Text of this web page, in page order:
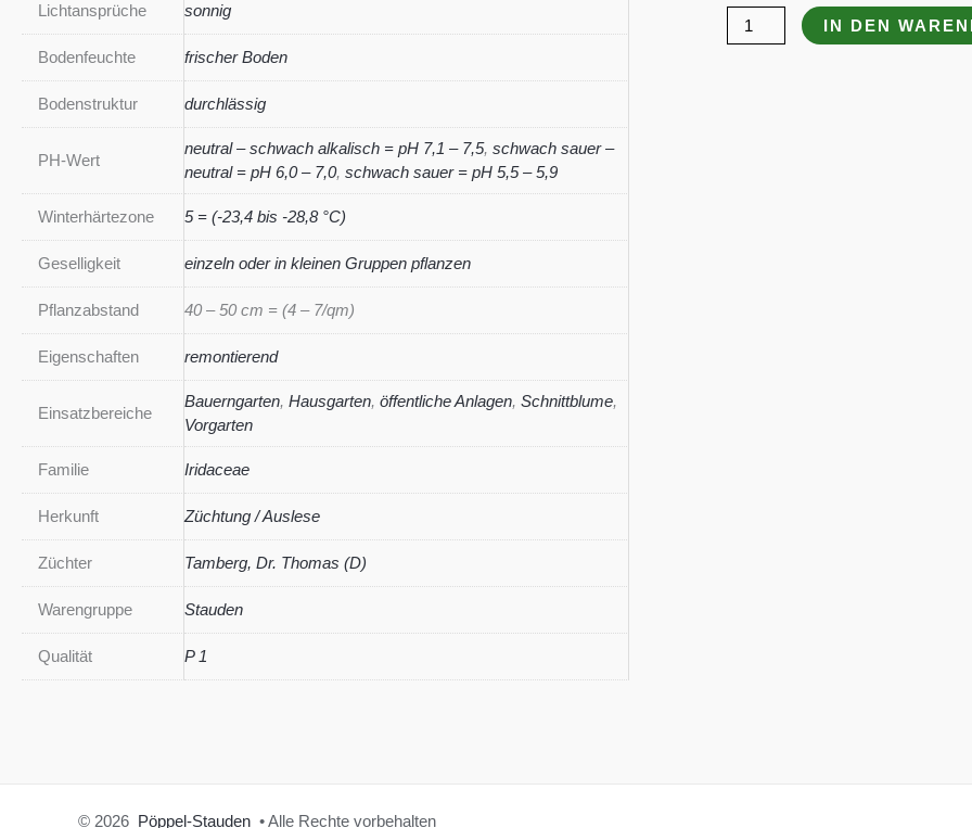
Lichtansprüche sonnig
Bodenfeuchte frischer Boden
Bodenstruktur durchlässig
PH-Wert
neutral – schwach alkalisch = pH 7,1 – 7,5, schwach sauer –
neutral = pH 6,0 – 7,0, schwach sauer = pH 5,5 – 5,9
Winterhärtezone 5 = (-23,4 bis -28,8 °C)
Geselligkeit einzeln oder in kleinen Gruppen pflanzen
Pflanzabstand 40 – 50 cm = (4 – 7/qm)
Eigenschaften remontierend
Einsatzbereiche
Bauerngarten, Hausgarten, öffentliche Anlagen, Schnittblume,
Vorgarten
Familie Iridaceae
Herkunft Züchtung / Auslese
Züchter Tamberg, Dr. Thomas (D)
Warengruppe Stauden
Qualität P 1
Iris
sibirica
IN DEN
© 2026 Pöppel-Stauden • Alle Rechte vorbehalten